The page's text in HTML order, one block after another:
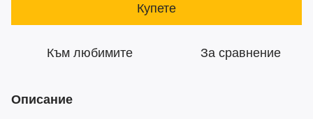
Купете
Към любимите За сравнение
Описание